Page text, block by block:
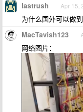
lastrush Apr 15,
为什么国外可以做
MacTavish123
网络图片：